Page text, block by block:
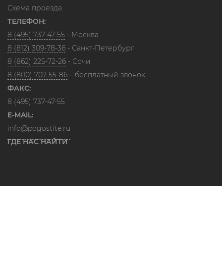
Схема проезда
ТЕЛЕФОН:
8 (495) 737-47-55 - Москва
8 (812) 309-78-36 - Санкт-Петербург
8 (862) 225-72-26 - Сочи
8 (800) 707-55-86 – бесплатный звонок
ФАКС:
8 (495) 737-47-55
E-MAIL:
info@pogostite.ru
ГДЕ НАС НАЙТИ